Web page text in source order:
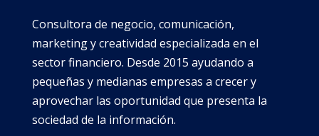
Consultora de negocio, comunicación,
marketing y creatividad especializada en el
sector financiero. Desde 2015 ayudando a
pequeñas y medianas empresas a crecer y
aprovechar las oportunidad que presenta la
sociedad de la información.